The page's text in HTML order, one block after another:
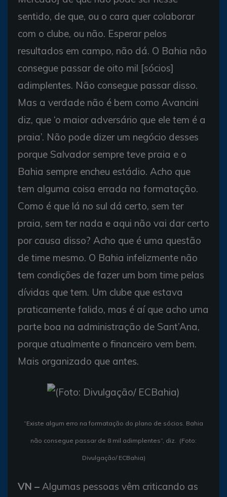
sentido, de que, ou o cara quer colaborar
com o clube, ou não. Esperar pelos
resultados em campo, não dá. O Bahia não
consegue passar de oito mil [sócios]
adimplentes. Não consegue passar disso.
Mas a verdade não é bem como Avancini
diz, que ‘o maior adversário que ele tem é a
praia’. Não pode dizer um negócio desses
porque Salvador sempre teve praia e o
Bahia sempre encheu estádio. Acho que
tem alguma coisa errada na formatação.
Como é que lá no sul dá certo, sem ter
praia, sem ter nada e aqui não vai dar certo
por causa disso? Acho que é uma questão
de time mesmo. O Bahia infelizmente não
tem condições de fazer um bom time pelas
dívidas que tem. Um clube que estava
praticamente falido, mas é aí que acho uma
parte boa na administração de Sant’Ana,
porque atualmente o financeiro vem bem.
Mais organizado que antes.
“Existe algum erro na formatação do plano de sócios. Bahia
não consegue passar de 8 mil adimplentes”, diz. (Foto:
Divulgação/ ECBahia)
VN – Algumas pessoas vêm criticando as